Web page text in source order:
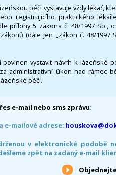
péči vystavuje vždy lékař,
registrujícího praktického
přílohy 5 zákona č. 48/1997 Sb.,
(dále jen „zákon č. 48/
povinen vystavit návrh k lázeňské
administrativní úkon nad rámec
péči.
e-mail nebo sms zprávu:
e-mailové adrese:
v elektronické podobě
zpět na zadaný e-mail